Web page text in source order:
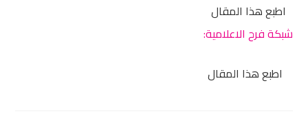
اطبع هذا المقال
شبكة فرح الاعلامية:
اطبع هذا المقال